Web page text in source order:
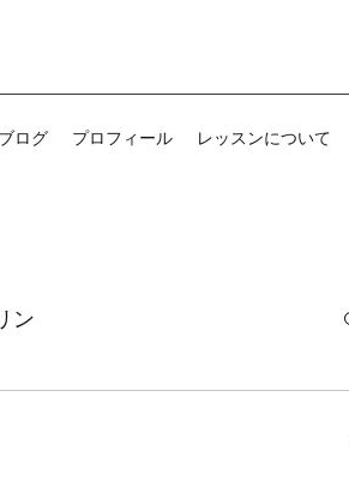
ブログ プロフィール レッスンについて
ン